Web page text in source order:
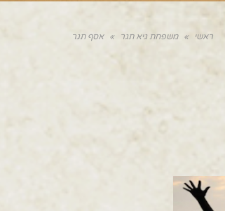
ראשי » משפחת גיא תגר » אסף תגר